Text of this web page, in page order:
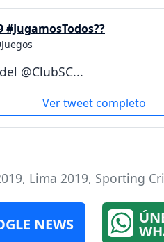
#JugamosTodos??
@ClubSC...
Ver tweet completo
, Lima 2019, Sporting
NEWS